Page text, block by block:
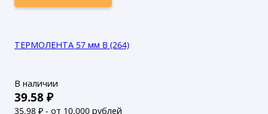
ТЕРМОЛЕНТА 57 мм B (264)
В наличии
39.58₽
35.98 ₽ - от 10.000 рублей